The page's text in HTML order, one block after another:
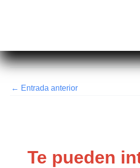
← Entrada anterior
Te pueden